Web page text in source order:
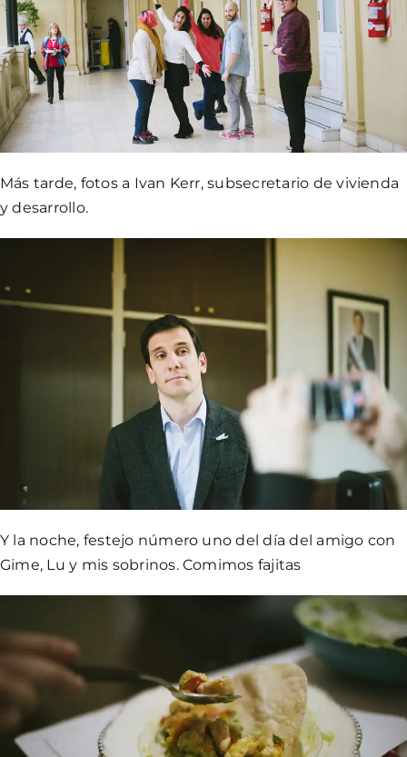
Más tarde, fotos a Ivan Kerr, subsecretario de vivienda
y desarrollo.
Y la noche, festejo número uno del día del amigo con
Gime, Lu y mis sobrinos. Comimos fajitas